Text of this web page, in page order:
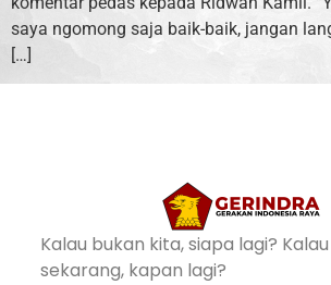
saya ngomong saja baik-baik, jangan
[…]
Kalau bukan kita, siapa lagi?
sekarang, kapan lagi?